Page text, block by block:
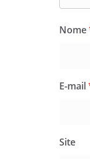
Nome
E-mail
Site